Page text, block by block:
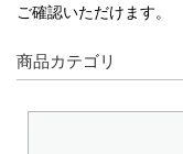
ご確認いただけます。
商品カテゴリ